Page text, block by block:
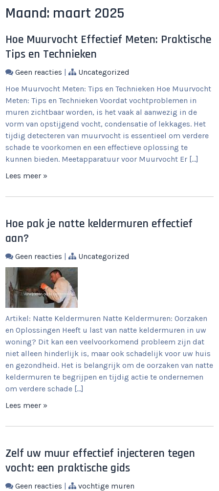
Maand: maart 2025
Hoe Muurvocht Effectief Meten: Praktische
Tips en Technieken
Geen reacties |
Uncategorized
Hoe Muurvocht Meten: Tips en Technieken Hoe Muurvocht
Meten: Tips en Technieken Voordat vochtproblemen in
muren zichtbaar worden, is het vaak al aanwezig in de
vorm van opstijgend vocht, condensatie of lekkages. Het
tijdig detecteren van muurvocht is essentieel om verdere
schade te voorkomen en een effectieve oplossing te
kunnen bieden. Meetapparatuur voor Muurvocht Er […]
Lees meer »
Hoe pak je natte keldermuren effectief
aan?
Geen reacties | Uncategorized
Artikel: Natte Keldermuren Natte Keldermuren: Oorzaken
en Oplossingen Heeft u last van natte keldermuren in uw
woning? Dit kan een veelvoorkomend probleem zijn dat
niet alleen hinderlijk is, maar ook schadelijk voor uw huis
en gezondheid. Het is belangrijk om de oorzaken van natte
keldermuren te begrijpen en tijdig actie te ondernemen
om verdere schade […]
Lees meer »
Zelf uw muur effectief injecteren tegen
vocht: een praktische gids
Geen reacties | vochtige muren